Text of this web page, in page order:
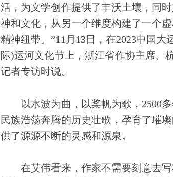
活，为文学创作提供了丰沃土壤，同
神和文化，从另一个维度构建了一个
精神纽带。”11月13日，在2023中国
际)运河文化节上，浙江省作协主席、
记者专访时说。
以水波为曲，以桨帆为歌，2500多
民族浩荡奔腾的历史壮歌，孕育了璀
供了源源不断的灵感和源泉。
在艾伟看来，作家不需要刻意去写